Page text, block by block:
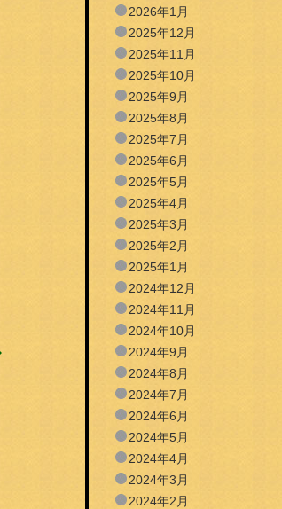
2026年1月
2025年12月
2025年11月
2025年10月
2025年9月
2025年8月
2025年7月
2025年6月
2025年5月
2025年4月
2025年3月
2025年2月
2025年1月
2024年12月
2024年11月
2024年10月
2024年9月
2024年8月
2024年7月
2024年6月
2024年5月
2024年4月
2024年3月
2024年2月